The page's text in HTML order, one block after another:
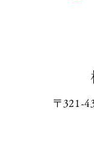
〒321-